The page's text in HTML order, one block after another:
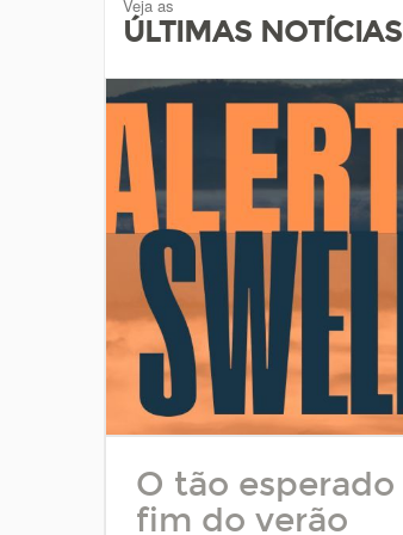
Veja as
ÚLTIMAS NOTÍCIAS
O tão esperado
fim do verão